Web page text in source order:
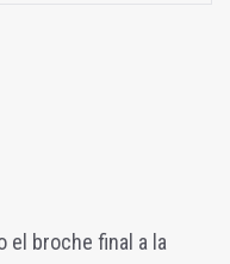
el broche final a la